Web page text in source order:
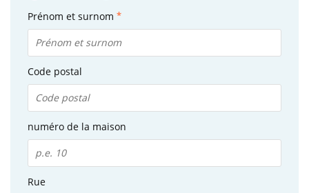
Prénom et surnom
Code postal
numéro de la maison
Rue